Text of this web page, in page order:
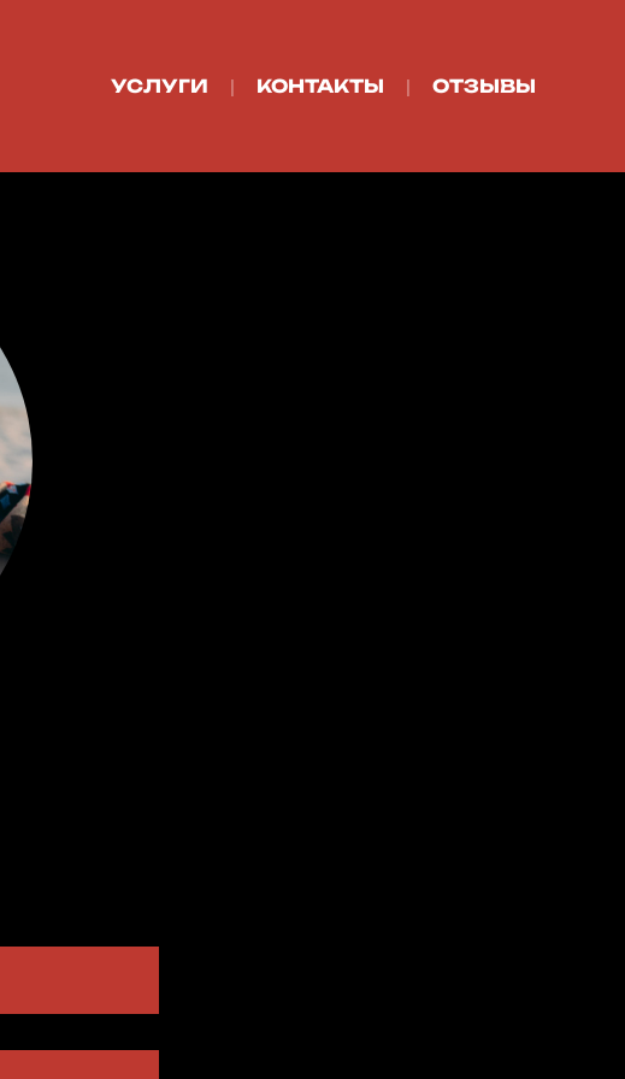
УСЛУГИ КОНТАКТЫ ОТЗЫВЫ